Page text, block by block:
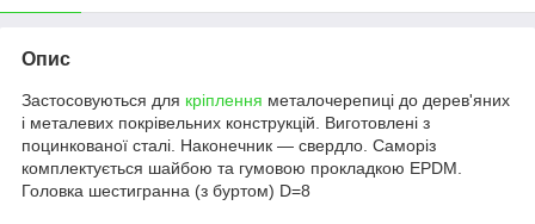
Опис
Застосовуються для кріплення металочерепиці до дерев'яних
і металевих покрівельних конструкцій. Виготовлені з
поцинкованої сталі. Наконечник — свердло. Саморіз
комплектується шайбою та гумовою прокладкою EPDM.
Головка шестигранна (з буртом) D=8